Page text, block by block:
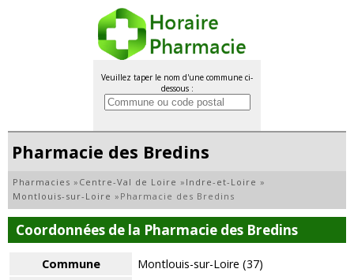
Veuillez taper le nom d'une commune ci-
dessous :
Pharmacie des Bredins
Pharmacies » Centre-Val de Loire » Indre-et-Loire »
Montlouis-sur-Loire » Pharmacie des Bredins
Coordonnées de la Pharmacie des Bredins
Commune
Montlouis-sur-Loire (37)